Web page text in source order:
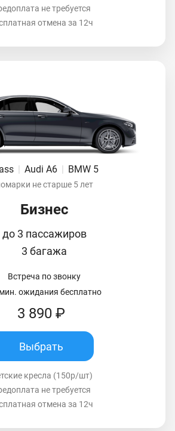
не требуется
отмена за 12ч
| Audi A6 | BMW 5
не старше 5 лет
Бизнес
до 3 пассажиров
3 багажа
Встреча по звонку
ожидания бесплатно
3 890 ₽
Выбрать
кресла (150р/шт)
не требуется
отмена за 12ч